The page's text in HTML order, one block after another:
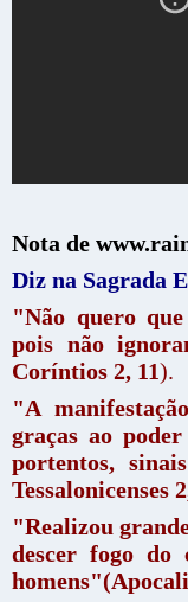
Nota de
Diz na Sagrada
"Não quero
pois não
Coríntios 2, 11).
"A
graças ao
portentos,
Tessalonicenses
"Realizou
descer fogo